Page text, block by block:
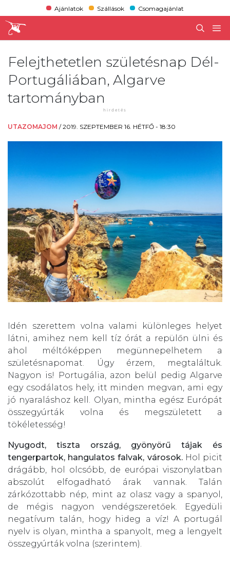
Ajánlatok Szállások Csomagajánlat
Felejthetetlen születésnap Dél-
Portugáliában, Algarve
tartományban
UTAZOMAJOM /2019. SZEPTEMBER 16. HÉTFŐ - 18:30
Idén szerettem volna valami különleges helyet
látni, amihez nem kell tíz órát a repülőn ülni és
ahol méltóképpen megünnepelhetem a
születésnapomat. Úgy érzem, megtaláltuk.
Nagyon is! Portugália, azon belül pedig Algarve
egy csodálatos hely, itt minden megvan, ami egy
jó nyaraláshoz kell. Olyan, mintha egész Európát
összegyúrták volna és megszületett a
tökéletesség!
Nyugodt, tiszta ország, gyönyörű tájak és
tengerpartok, hangulatos falvak, városok.Hol picit
drágább, hol olcsóbb, de európai viszonylatban
abszolút elfogadható árak vannak. Talán
zárkózottabb nép, mint az olasz vagy a spanyol,
de mégis nagyon vendégszeretőek. Egyedüli
negatívum talán, hogy hideg a víz! A portugál
nyelv is olyan, mintha a spanyolt, meg a lengyelt
összegyúrták volna (szerintem).